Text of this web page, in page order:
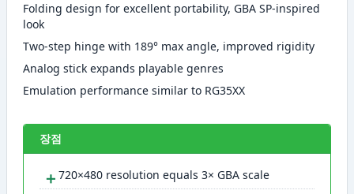
Folding design for excellent portability, GBA SP-inspired
look
Two-step hinge with 189° max angle, improved rigidity
Analog stick expands playable genres
Emulation performance similar to RG35XX
장점
＋ 720×480 resolution equals 3× GBA scale